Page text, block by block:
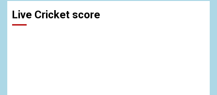
Live Cricket score